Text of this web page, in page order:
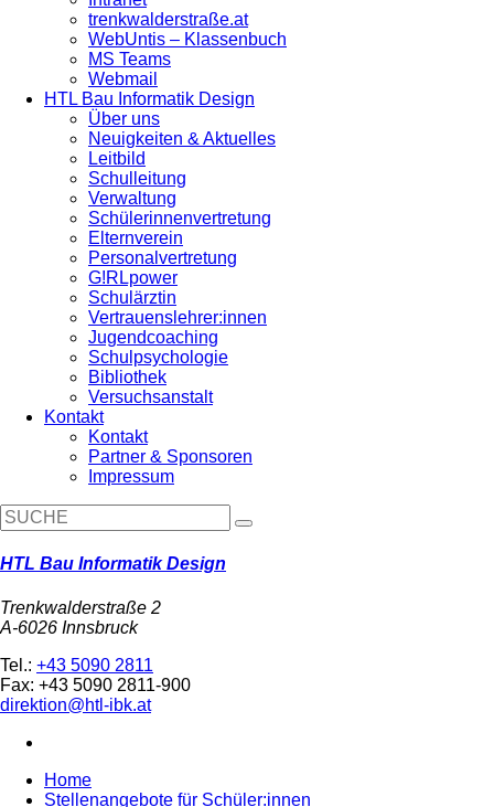
trenkwalderstraße.at
WebUntis – Klassenbuch
MS Teams
Webmail
HTL Bau Informatik Design
Über uns
Neuigkeiten & Aktuelles
Leitbild
Schulleitung
Verwaltung
Schülerinnenvertretung
Elternverein
Personalvertretung
G!RLpower
Schulärztin
Vertrauenslehrer:innen
Jugendcoaching
Schulpsychologie
Bibliothek
Versuchsanstalt
Kontakt
Kontakt
Partner & Sponsoren
Impressum
HTL Bau Informatik Design
Trenkwalderstraße 2
A-6026 Innsbruck
Tel.: +43 5090 2811
Fax: +43 5090 2811-900
direktion@htl-ibk.at
Home
Stellenangebote für Schüler:innen